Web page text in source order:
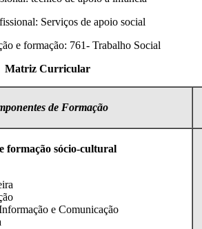
Serviços de apoio social
e formação: 761- Trabalho Social
Matriz Curricular
de Formação
formação sócio-cultural
e Comunicação